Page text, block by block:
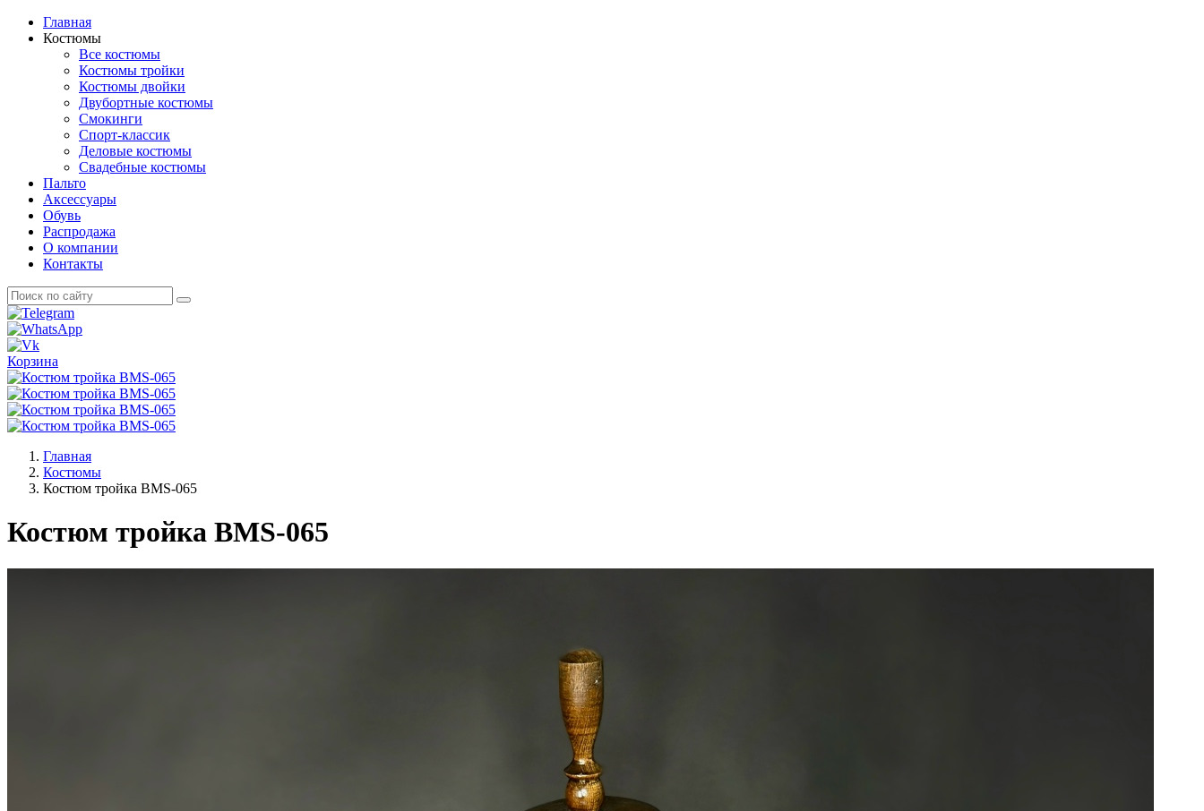
Главная
Костюмы
Все костюмы
Костюмы тройки
Костюмы двойки
Двубортные костюмы
Смокинги
Спорт-классик
Деловые костюмы
Свадебные костюмы
Пальто
Аксессуары
Обувь
Распродажа
О компании
Контакты
Корзина
Главная
Костюмы
Костюм тройка BMS-065
Костюм тройка BMS-065